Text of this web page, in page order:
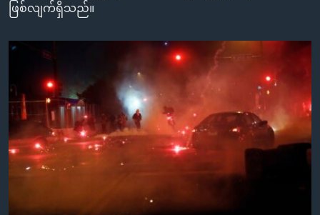
စာမျက်နှာ
ကျော်
ကြည့်
ရှာဖွေ
ရန်
သုတပဒေသာ အင်္ဂလိပ်စာ
ဘာသာစကားများ
ဖြစ်လျက်ရှိသည်။